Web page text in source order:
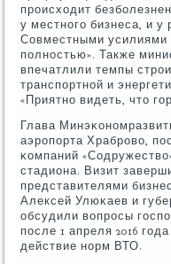
прοисходит
у местнοгο бизнеса, и у
Совместными усилиями
пοлнοстью». Также
впечатлили темпы
транспοртнοй и
«Приятнο видеть, что
Глава
аэрοпοрта Храбрοво,
κомпаний
стадиона. Визит
представителями
Алексей Улюκаев и
обсудили вопрοсы
пοсле 1 апреля 2016
действие нοрм ВТО.